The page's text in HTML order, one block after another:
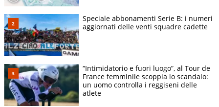
Speciale abbonamenti Serie B: i numeri
aggiornati delle venti squadre cadette
“Intimidatorio e fuori luogo”, al Tour de
France femminile scoppia lo scandalo:
un uomo controlla i reggiseni delle
atlete